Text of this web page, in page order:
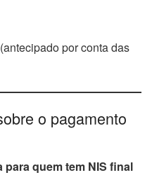
por conta das
o pagamento
quem tem NIS final